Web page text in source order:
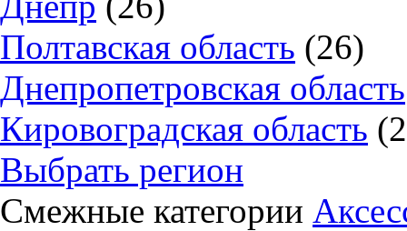
Полтавская область (26)
Днепропетровская область
Кировоградская область
Выбрать регион
Смежные категории